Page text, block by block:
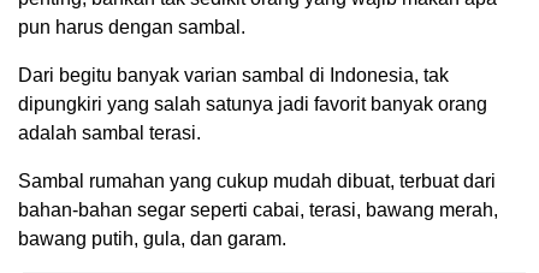
pun harus dengan sambal.
Dari begitu banyak varian sambal di Indonesia, tak
dipungkiri yang salah satunya jadi favorit banyak orang
adalah sambal terasi.
Sambal rumahan yang cukup mudah dibuat, terbuat dari
bahan-bahan segar seperti cabai, terasi, bawang merah,
bawang putih, gula, dan garam.